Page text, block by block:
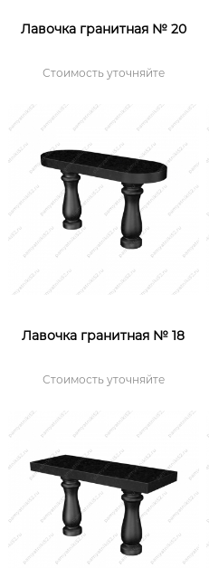
Лавочка гранитная № 20
Стоимость уточняйте
Лавочка гранитная № 18
Стоимость уточняйте